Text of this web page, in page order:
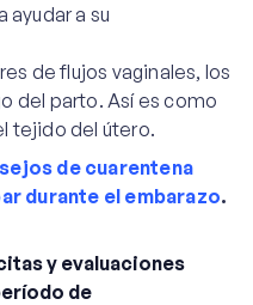
ayudar a su
de flujos vaginales, los
del parto. Así es como
tejido del útero.
de cuarentena
durante el embarazo.
y evaluaciones
de